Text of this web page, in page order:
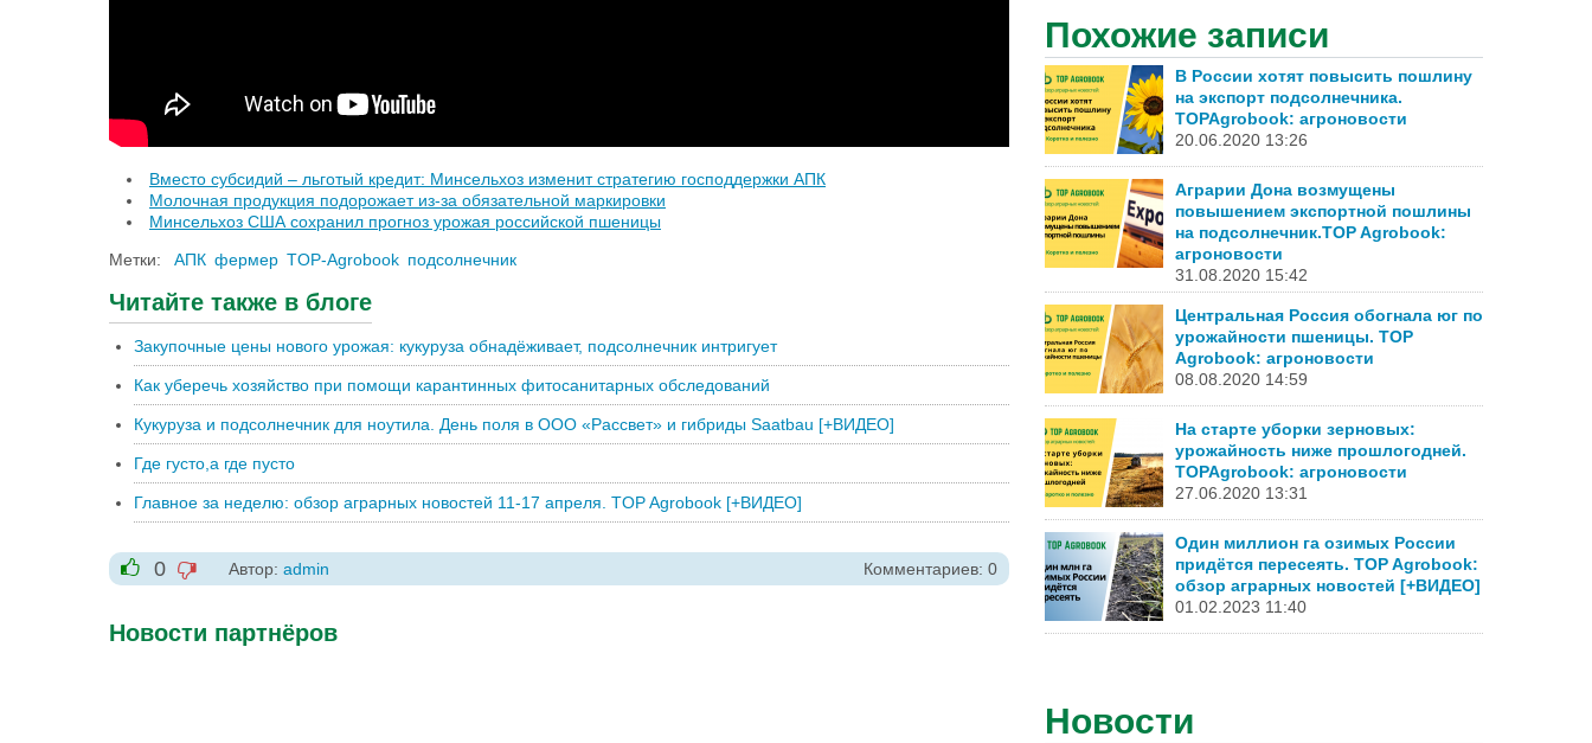
Вместо субсидий – льготый кредит: Минсельхоз изменит стратегию господдержки АПК
Молочная продукция подорожает из-за обязательной маркировки
Минсельхоз США сохранил прогноз урожая российской пшеницы
Метки:
АПК фермер TOP-Agrobook подсолнечник
Читайте также в блоге
Закупочные цены нового урожая: кукуруза обнадёживает, подсолнечник интригует
Как уберечь хозяйство при помощи карантинных фитосанитарных обследований
Кукуруза и подсолнечник для ноутила. День поля в ООО «Рассвет» и гибриды Saatbau [+ВИДЕО]
Где густо,а где пусто
Главное за неделю: обзор аграрных новостей 11-17 апреля. TOP Agrobook [+ВИДЕО]
+1
0
-1
Автор: admin Комментариев: 0
Новости партнёров
Похожие записи
В России хотят повысить пошлину
на экспорт подсолнечника.
TOPAgrobook: агроновости
20.06.2020 13:26
Аграрии Дона возмущены
повышением экспортной пошлины
на подсолнечник.TOP Agrobook:
агроновости
31.08.2020 15:42
Центральная Россия обогнала юг по
урожайности пшеницы. TOP
Agrobook: агроновости
08.08.2020 14:59
На старте уборки зерновых:
урожайность ниже прошлогодней.
TOPAgrobook: агроновости
27.06.2020 13:31
Один миллион га озимых России
придётся пересеять. TOP Agrobook:
обзор аграрных новостей [+ВИДЕО]
01.02.2023 11:40
Новости